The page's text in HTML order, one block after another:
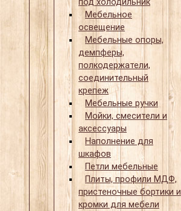
под холодильник
Мебельное
освещение
Мебельные опоры,
демпферы,
полкодержатели,
соединительный
крепеж
Мебельные ручки
Мойки, смесители и
аксессуары
Наполнение для
шкафов
Петли мебельные
Плиты, профили МДФ,
пристеночные бортики и
кромки для мебели